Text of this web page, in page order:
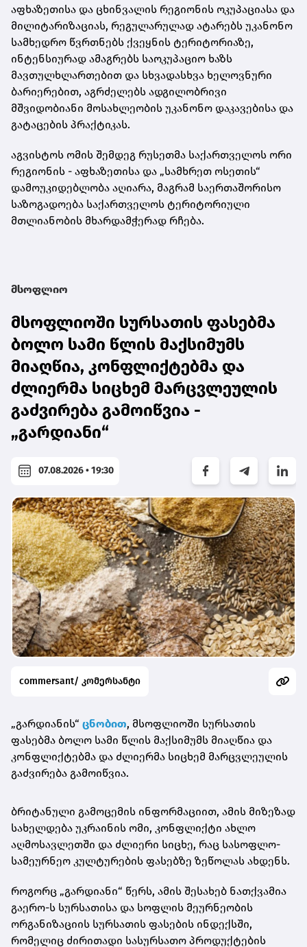
აფხაზეთისა და ცხინვალის რეგიონის ოკუპაციასა და
მილიტარიზაციას, რეგულარულად ატარებს უკანონო
სამხედრო წვრთნებს ქვეყნის ტერიტორიაზე,
ინტენსიურად ამაგრებს საოკუპაციო ხაზს
მავთულხლართებით და სხვადასხვა ხელოვნური
ბარიერებით, აგრძელებს ადგილობრივი
მშვიდობიანი მოსახლეობის უკანონო დაკავებისა და
გატაცების პრაქტიკას.
აგვისტოს ომის შემდეგ რუსეთმა საქართველოს ორი
რეგიონის - აფხაზეთისა და „სამხრეთ ოსეთის“
დამოუკიდებლობა აღიარა, მაგრამ საერთაშორისო
საზოგადოება საქართველოს ტერიტორიული
მთლიანობის მხარდამჭერად რჩება.
მსოფლიო
მსოფლიოში სურსათის ფასებმა
ბოლო სამი წლის მაქსიმუმს
მიაღწია, კონფლიქტებმა და
ძლიერმა სიცხემ მარცვლეულის
გაძვირება გამოიწვია -
„გარდიანი“
07.08.2026 • 19:30
commersant/ კომერსანტი
„გარდიანის“ ცნობით, მსოფლიოში სურსათის
ფასებმა ბოლო სამი წლის მაქსიმუმს მიაღწია და
კონფლიქტებმა და ძლიერმა სიცხემ მარცვლეულის
გაძვირება გამოიწვია.
ბრიტანული გამოცემის ინფორმაციით, ამის მიზეზად
სახელდება უკრაინის ომი, კონფლიქტი ახლო
აღმოსავლეთში და ძლიერი სიცხე, რაც სასოფლო-
სამეურნეო კულტურების ფასებზე ზეწოლას ახდენს.
როგორც „გარდიანი“ წერს, ამის შესახებ ნათქვამია
გაერო-ს სურსათისა და სოფლის მეურნეობის
ორგანიზაციის სურსათის ფასების ინდექსში,
რომელიც ძირითადი სასურსათო პროდუქტების